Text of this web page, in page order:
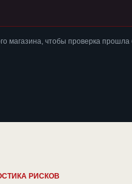
магазина, чтобы проверка
РИСКОВ